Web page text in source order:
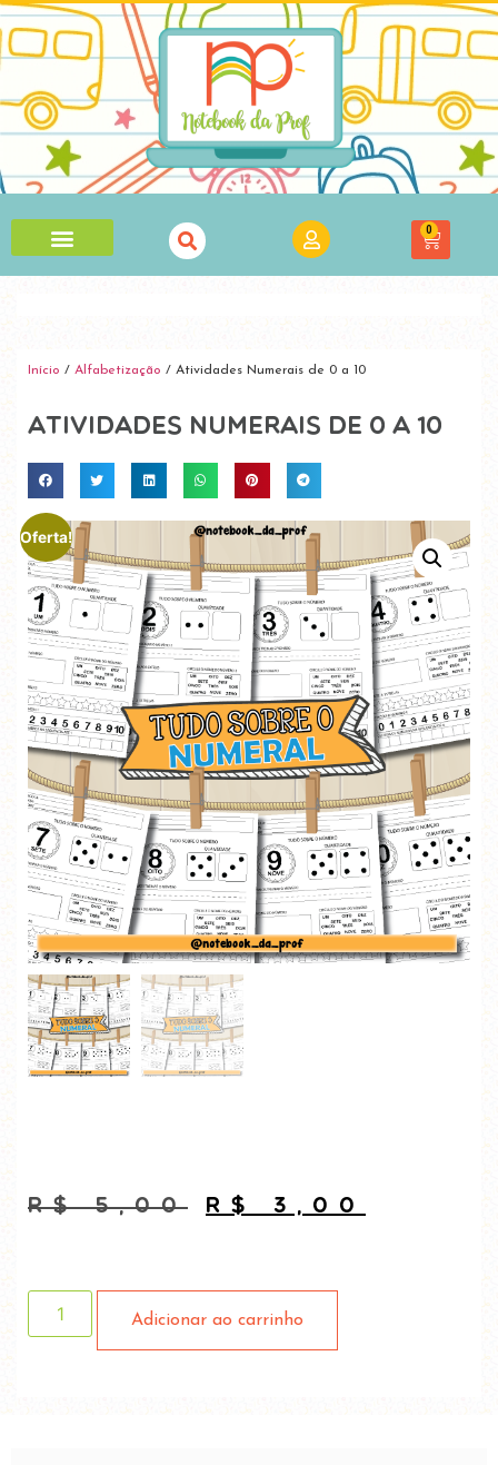
0
Início / Alfabetização / Atividades Numerais de 0 a 10
Atividades Numerais de 0 a 10
Oferta!
R$5,00 R$ 3,00
Adicionar ao carrinho